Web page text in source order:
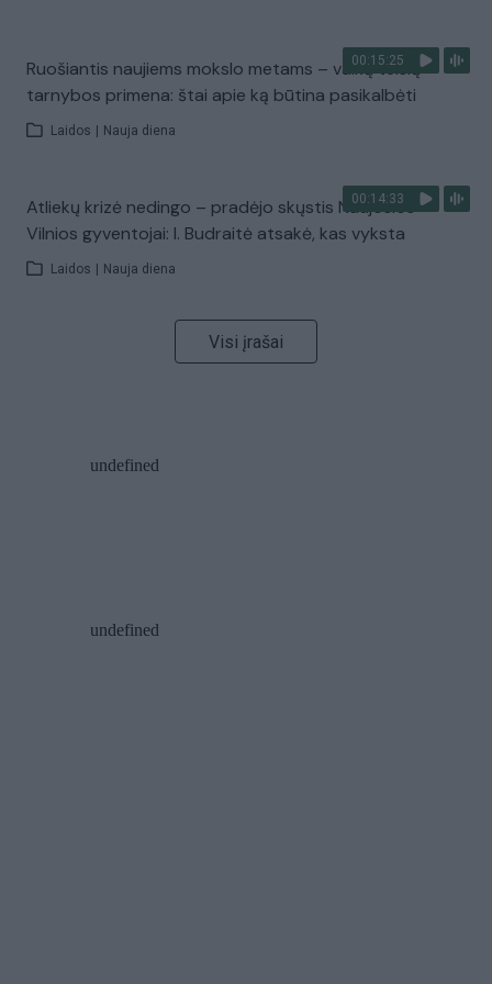
00:15:25
Ruošiantis naujiems mokslo metams – vaikų teisių
tarnybos primena: štai apie ką būtina pasikalbėti
Laidos Nauja diena
00:14:33
Atliekų krizė nedingo – pradėjo skųstis Naujosios
Vilnios gyventojai: I. Budraitė atsakė, kas vyksta
Laidos Nauja diena
Visi įrašai